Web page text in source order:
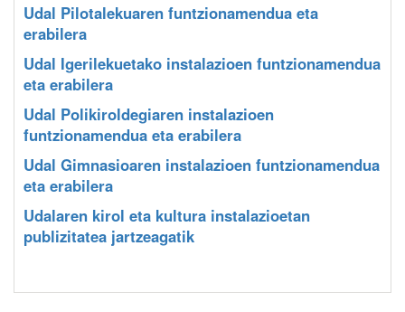
Udal Pilotalekuaren funtzionamendua eta
erabilera
Udal Igerilekuetako instalazioen funtzionamendua
eta erabilera
Udal Polikiroldegiaren instalazioen
funtzionamendua eta erabilera
Udal Gimnasioaren instalazioen funtzionamendua
eta erabilera
Udalaren kirol eta kultura instalazioetan
publizitatea jartzeagatik